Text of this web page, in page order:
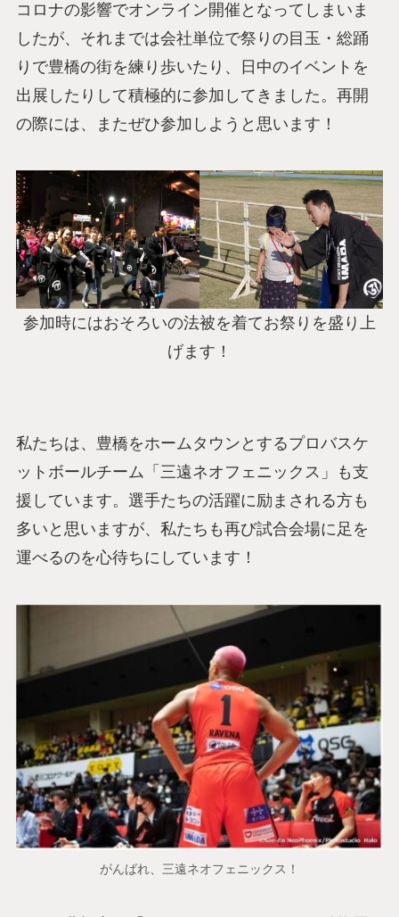
コロナの影響でオンライン開催となってしまいま
したが、それまでは会社単位で祭りの目玉・総踊
りで豊橋の街を練り歩いたり、日中のイベントを
出展したりして積極的に参加してきました。再開
の際には、またぜひ参加しようと思います！
参加時にはおそろいの法被を着てお祭りを盛り上
げます！
私たちは、豊橋をホームタウンとするプロバスケ
ットボールチーム「三遠ネオフェニックス」も支
援しています。選手たちの活躍に励まされる方も
多いと思いますが、私たちも再び試合会場に足を
運べるのを心待ちにしています！
がんばれ、三遠ネオフェニックス！